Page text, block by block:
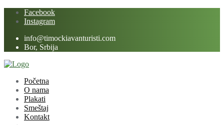
Skip
Facebook
Instagram
info@timockiavanturisti.com
Bor, Srbija
Početna
O nama
Plakati
Smeštaj
Kontakt